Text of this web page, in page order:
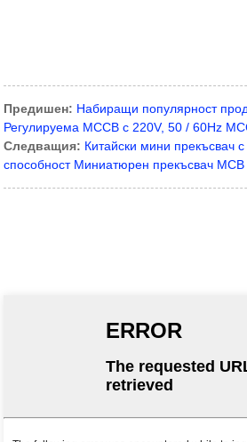
Предишен: Набиращи популярност
Регулируема MCCB с 220V, 50 / 60Hz
Следващия: Китайски мини прекъсвач
способност Миниатюрен прекъсвач